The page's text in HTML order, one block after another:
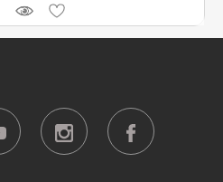
بنام کراکف می پردازیم.